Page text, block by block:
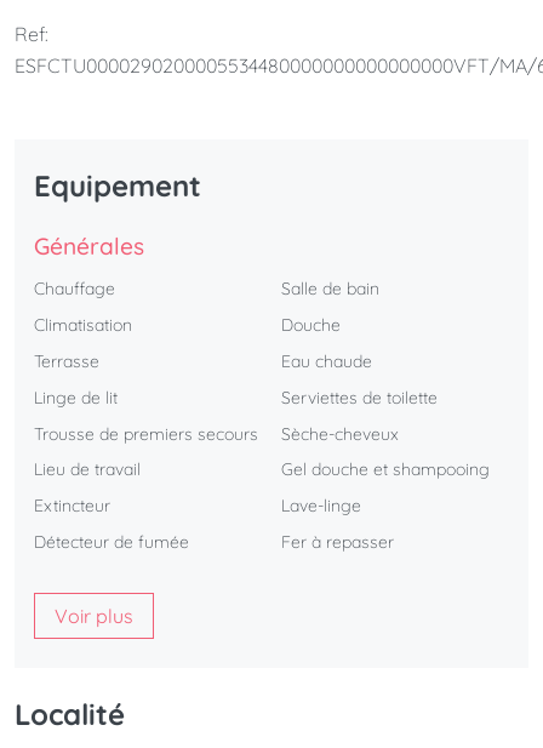
Ref:
ESFCTU0000290200005534480000000000000000VFT/MA/
Equipement
Générales
Chauffage
Climatisation
Terrasse
Linge de lit
Trousse de premiers secours
Lieu de travail
Extincteur
Détecteur de fumée
Salle de bain
Douche
Eau chaude
Serviettes de toilette
Sèche-cheveux
Gel douche et shampooing
Lave-linge
Fer à repasser
Voir plus
Localité